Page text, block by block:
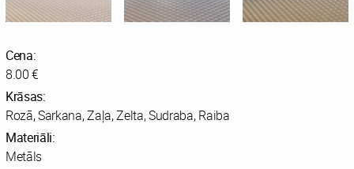
Cena:
8.00 €
Krāsas:
Rozā, Sarkana, Zaļa, Zelta, Sudraba, Raiba
Materiāli:
Metāls